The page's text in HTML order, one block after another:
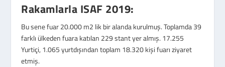
Rakamlarla ISAF 2019:
Bu sene fuar 20.000 m2 lik bir alanda kurulmuş. Toplamda 39
farklı ülkeden fuara katılan 229 stant yer almış. 17.255
Yurtiçi, 1.065 yurtdışından toplam 18.320 kişi fuarı ziyaret
etmiş.